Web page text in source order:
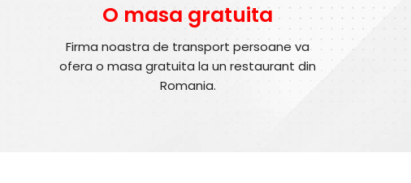
O masa gratuita
Firma noastra de transport persoane va
ofera o masa gratuita la un restaurant din
Romania.